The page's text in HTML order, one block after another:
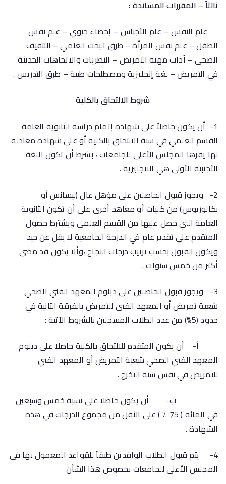
ثالثاً – المقررات المساندة :
علم النفس – علم الأجناس – إحصاء حيوي – علم نفس
الطفل – علم نفس المرأة – طرق البحث العلمي – التثقيف
الصحي – آداب مهنة التمريض – النظريات والاتجاهات الحديثة
في التمريض – لغة إنجليزية ومصطلحات طبية – طرق التدريس .
شروط الالتحاق بالكلية
1- أن يكون حاصلاً على شهادة إتمام دراسة الثانوية العامة
القسم العلمي في سنة الالتحاق بالكلية أو على شهادة معادلة
لها يقرها المجلس الأعلى للجامعات ، بشرط أن تكون اللغة
الأجنبية الأولى هي الانجليزية .
2- ويجوز قبول الحاصلين على مؤهل عال (ليسانس أو
بكالوريوس) من كليات أو معاهد أخرى على أن تكون الثانوية
العامة التي حصل عليها من القسم العلمي ويشترط حصول
المتقدم على تقدير عام في الدرجة الجامعية لا يقل عن جيد
ويكون القبول بحسب ترتيب درجات النجاح ،وألا يكون قد مضى
أكثر من خمس سنوات .
3- ويجوز قبول الحاصلين على دبلوم المعهد الفني الصحي
شعبة تمريض أو المعهد الفني للتمريض بالفرقة الثانية في
حدود (5%) من عدد الطلاب المسجلين بالشروط الآتية :
أ‌- أن يكون المتقدم للالتحاق بالكلية حاصلا على دبلوم
المعهد الفني الصحي شعبة التمريض أو المعهد الفني
للتمريض في نفس سنة التخرج .
ب‌- أن يكون حاصلا على نسبة خمس وسبعين
في المائة ( 75 ٪ ) على الأقل من مجموع الدرجات في هذه
الشهادة .
4- يتم قبول الطلاب الوافدين طبقاً للقواعد المعمول بها في
المجلس الأعلى للجامعات بخصوص هذا الشأن